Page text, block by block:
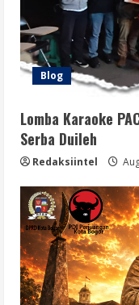
Blog
Lomba Karaoke
Serba Duileh
Redaksiintel